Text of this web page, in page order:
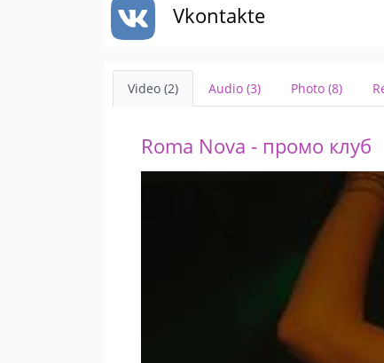
Vkontakte
Video (2) Audio (3) Photo (8)
Roma Nova - промо клуб